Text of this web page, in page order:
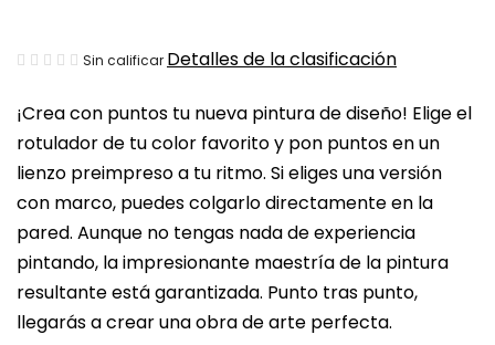
¡Crea con puntos tu nueva pintura de diseño! Elige el
rotulador de tu color favorito y pon puntos en un
lienzo preimpreso a tu ritmo. Si eliges una versión
con marco, puedes colgarlo directamente en la
pared. Aunque no tengas nada de experiencia
pintando, la impresionante maestría de la pintura
resultante está garantizada. Punto tras punto,
llegarás a crear una obra de arte perfecta.
La
media
del
producto
es
de
0,0
sobre
5
Sin calificar Detalles de la clasificación